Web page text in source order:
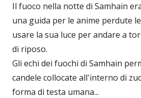
Il fuoco nella notte di Samhain
una guida per le anime perdute
usare la sua luce per andare a
di riposo.
Gli echi dei fuochi di Samhain
candele collocate all'interno di
forma di testa umana...